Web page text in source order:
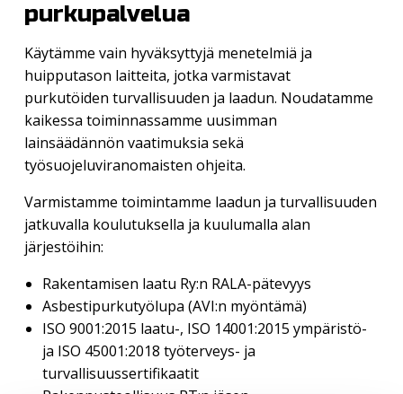
purkupalvelua
Käytämme vain hyväksyttyjä menetelmiä ja
huipputason laitteita, jotka varmistavat
purkutöiden turvallisuuden ja laadun. Noudatamme
kaikessa toiminnassamme uusimman
lainsäädännön vaatimuksia sekä
työsuojeluviranomaisten ohjeita.
Varmistamme toimintamme laadun ja turvallisuuden
jatkuvalla koulutuksella ja kuulumalla alan
järjestöihin:
Rakentamisen laatu Ry:n RALA-pätevyys
Asbestipurkutyölupa (AVI:n myöntämä)
ISO 9001:2015 laatu-, ISO 14001:2015 ympäristö-
ja ISO 45001:2018 työterveys- ja
turvallisuussertifikaatit